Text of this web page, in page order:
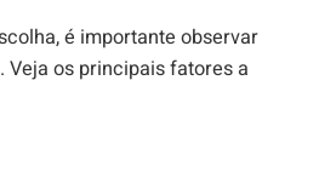
é importante observar
Veja os principais fatores a